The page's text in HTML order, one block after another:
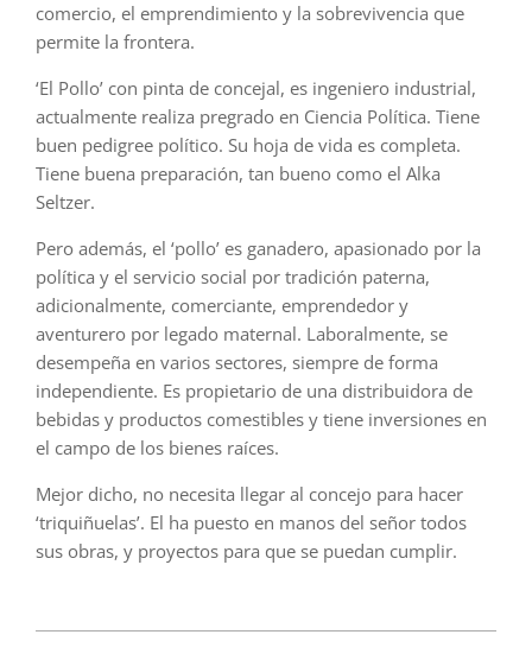
comercio, el emprendimiento y la sobrevivencia que
permite la frontera.
‘El Pollo’ con pinta de concejal, es ingeniero industrial,
actualmente realiza pregrado en Ciencia Política. Tiene
buen pedigree político. Su hoja de vida es completa.
Tiene buena preparación, tan bueno como el Alka
Seltzer.
Pero además, el ‘pollo’ es ganadero, apasionado por la
política y el servicio social por tradición paterna,
adicionalmente, comerciante, emprendedor y
aventurero por legado maternal. Laboralmente, se
desempeña en varios sectores, siempre de forma
independiente. Es propietario de una distribuidora de
bebidas y productos comestibles y tiene inversiones en
el campo de los bienes raíces.
Mejor dicho, no necesita llegar al concejo para hacer
‘triquiñuelas’. El ha puesto en manos del señor todos
sus obras, y proyectos para que se puedan cumplir.